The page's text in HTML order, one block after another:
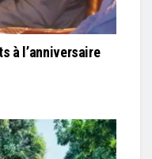
à l’anniversaire